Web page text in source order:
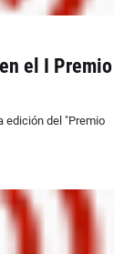
el I Premio
edición del "Premio